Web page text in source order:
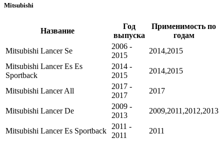
Mitsubishi
Название
Год
выпуска
Применимость по
годам
Mitsubishi Lancer Se
2006 -
2015
2014,2015
Mitsubishi Lancer Es Es
Sportback
2014 -
2015
2014,2015
Mitsubishi Lancer All
2017 -
2017
2017
Mitsubishi Lancer De
2009 -
2013
2009,2011,2012,2013
Mitsubishi Lancer Es Sportback
2011 -
2011
2011